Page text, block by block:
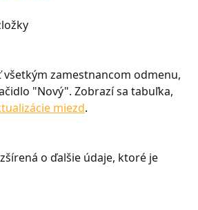
všetkým zamestnancom odmenu,
"Nový". Zobrazí sa tabuľka,
miezd.
o ďalšie údaje, ktoré je